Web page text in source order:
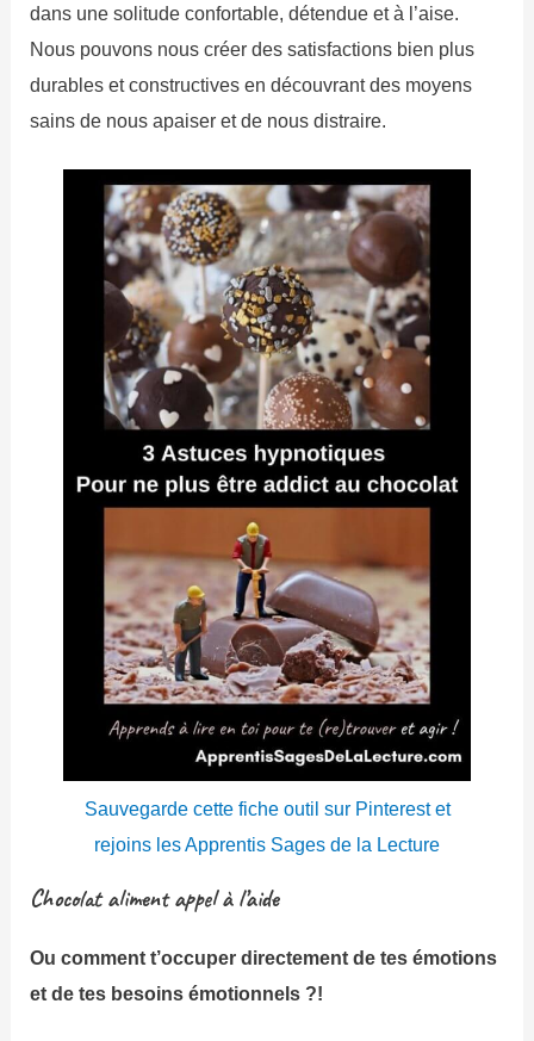
dans une solitude confortable, détendue et à l’aise.
Nous pouvons nous créer des satisfactions bien plus
durables et constructives en découvrant des moyens
sains de nous apaiser et de nous distraire.
Sauvegarde cette fiche outil sur Pinterest et
rejoins les Apprentis Sages de la Lecture
Chocolat aliment appel à l’aide
Ou comment t’occuper directement de tes émotions
et de tes besoins émotionnels ?!